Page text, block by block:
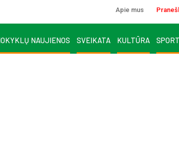
Apie mus
NAUJIENOS SVEIKATA KULTŪRA